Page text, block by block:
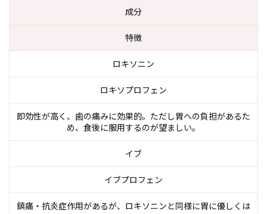
成分
特徴
ロキソニン
ロキソプロフェン
即効性が高く、歯の痛みに効果的。ただし胃への負担があるた
め、食後に服用するのが望ましい。
イブ
イブプロフェン
鎮痛・抗炎症作用があるが、ロキソニンと同様に胃に優しくは